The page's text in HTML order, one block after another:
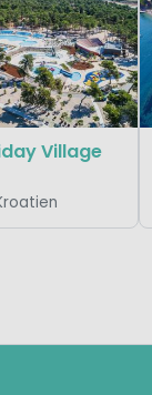
Village